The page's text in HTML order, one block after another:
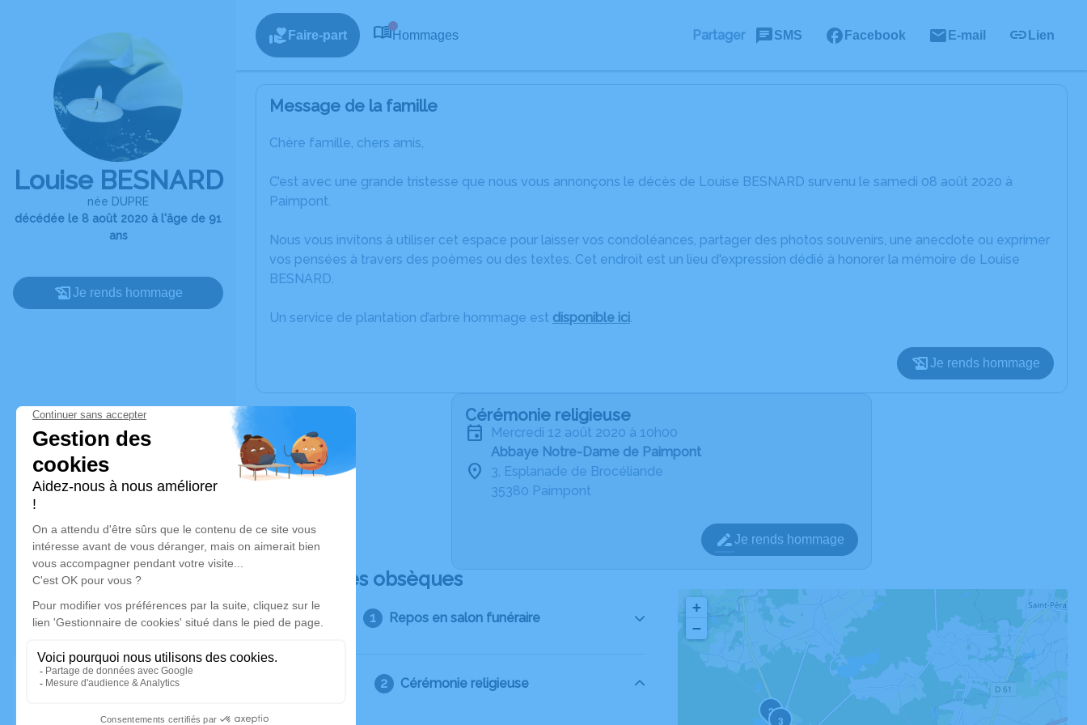
Louise BESNARD
née DUPRE
décédée le 8 août 2020 à l'âge de 91
ans
Je rends hommage
Faire-part Hommages Partager SMS Facebook E-mail Lien
Message de la famille
Chère famille, chers amis,
C’est avec une grande tristesse que nous vous annonçons le décès de Louise BESNARD survenu le samedi 08 août 2020 à
Paimpont.
Nous vous invitons à utiliser cet espace pour laisser vos condoléances, partager des photos souvenirs, une anecdote ou exprimer
vos pensées à travers des poèmes ou des textes. Cet endroit est un lieu d'expression dédié à honorer la mémoire de Louise
BESNARD.
Un service de plantation d’arbre hommage est disponible ici.
Je rends hommage
Cérémonie religieuse
mercredi 12 août 2020 à 10h00
Abbaye Notre-Dame de Paimpont
3, Esplanade de Brocéliande
35380 Paimpont
Je rends hommage
Déroulé des obsèques
Repos en salon funéraire
Cérémonie religieuse
2
3
+
−